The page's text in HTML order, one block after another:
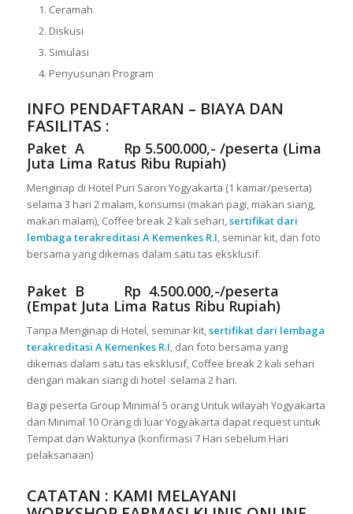
Ceramah
Diskusi
Simulasi
Penyusunan Program
INFO PENDAFTARAN – BIAYA DAN
FASILITAS :
Paket A Rp 5.500.000,- /peserta (Lima
Juta Lima Ratus Ribu Rupiah)
Menginap di Hotel Puri Saron Yogyakarta (1 kamar/peserta)
selama 3 hari 2 malam, konsumsi (makan pagi, makan siang,
makan malam), Coffee break 2 kali sehari,sertifikat dari
lembaga terakreditasi A Kemenkes R.I, seminar kit, dan foto
bersama yang dikemas dalam satu tas eksklusif.
Paket B Rp 4.500.000,-/peserta
(Empat Juta Lima Ratus Ribu Rupiah)
Tanpa Menginap di Hotel, seminar kit,sertifikat dari lembaga
terakreditasi A Kemenkes R.I, dan foto bersama yang
dikemas dalam satu tas eksklusif, Coffee break 2 kali sehari
dengan makan siang di hotel selama 2 hari.
Bagi peserta Group Minimal 5 orang Untuk wilayah Yogyakarta
dan Minimal 10 Orang di luar Yogyakarta dapat request untuk
Tempat dan Waktunya (konfirmasi 7 Hari sebelum Hari
pelaksanaan)
CATATAN : KAMI MELAYANI